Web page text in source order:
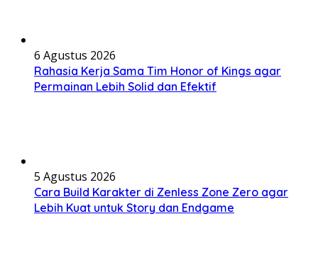
6 Agustus 2026
Rahasia Kerja Sama Tim Honor of Kings agar
Permainan Lebih Solid dan Efektif
5 Agustus 2026
Cara Build Karakter di Zenless Zone Zero agar
Lebih Kuat untuk Story dan Endgame